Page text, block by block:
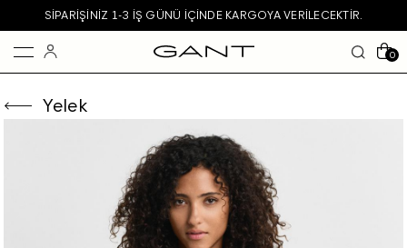
SIPARIŞINIZ 1-3 IŞ GÜNÜ IÇINDE KARGOYA VERILECEKTIR.
0
Yelek